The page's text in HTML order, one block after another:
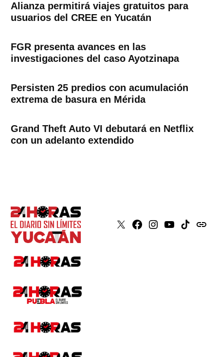
Alianza permitirá viajes gratuitos para
usuarios del CREE en Yucatán
FGR presenta avances en las
investigaciones del caso Ayotzinapa
Persisten 25 predios con acumulación
extrema de basura en Mérida
Grand Theft Auto VI debutará en Netflix
con un adelanto extendido
X Faceboook
Instagram
YoutubeTiktokissuu